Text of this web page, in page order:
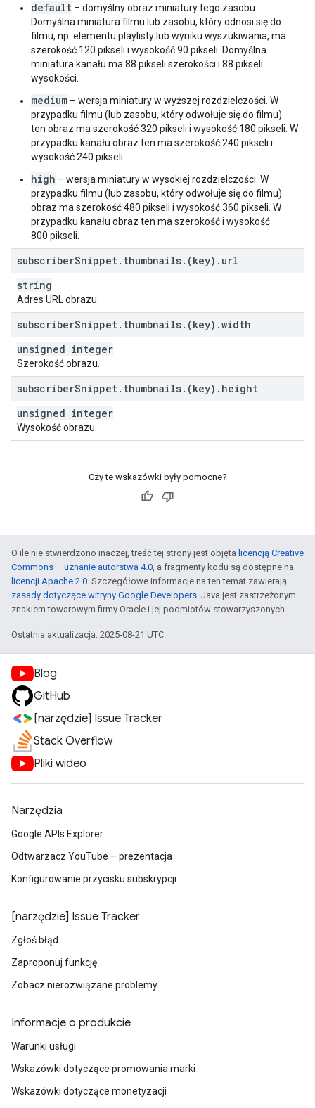
default – domyślny obraz miniatury tego zasobu.
Domyślna miniatura filmu lub zasobu, który odnosi się do
filmu, np. elementu playlisty lub wyniku wyszukiwania, ma
szerokość 120 pikseli i wysokość 90 pikseli. Domyślna
miniatura kanału ma 88 pikseli szerokości i 88 pikseli
wysokości.
medium – wersja miniatury w wyższej rozdzielczości. W
przypadku filmu (lub zasobu, który odwołuje się do filmu)
ten obraz ma szerokość 320 pikseli i wysokość 180 pikseli. W
przypadku kanału obraz ten ma szerokość 240 pikseli i
wysokość 240 pikseli.
high – wersja miniatury w wysokiej rozdzielczości. W
przypadku filmu (lub zasobu, który odwołuje się do filmu)
obraz ma szerokość 480 pikseli i wysokość 360 pikseli. W
przypadku kanału obraz ten ma szerokość i wysokość
800 pikseli.
subscriberSnippet. thumbnails. (key) . url
string
Adres URL obrazu.
subscriberSnippet. thumbnails. (key) .width
unsigned integer
Szerokość obrazu.
subscriberSnippet. thumbnails. (key) . height
unsigned integer
Wysokość obrazu.
Czy te wskazówki były pomocne?
O ile nie stwierdzono inaczej, treść tej strony jest objęta licencją Creative
Commons – uznanie autorstwa 4.0, a fragmenty kodu są dostępne na
licencji Apache 2.0. Szczegółowe informacje na ten temat zawierają
zasady dotyczące witryny Google Developers. Java jest zastrzeżonym
znakiem towarowym firmy Oracle i jej podmiotów stowarzyszonych.
Ostatnia aktualizacja: 2025-08-21 UTC.
Blog
GitHub
[narzędzie] Issue Tracker
Stack Overflow
Pliki wideo
Narzędzia
Google APIs Explorer
Odtwarzacz YouTube – prezentacja
Konfigurowanie przycisku subskrypcji
[narzędzie] Issue Tracker
Zgłoś błąd
Zaproponuj funkcję
Zobacz nierozwiązane problemy
Informacje o produkcie
Warunki usługi
Wskazówki dotyczące promowania marki
Wskazówki dotyczące monetyzacji